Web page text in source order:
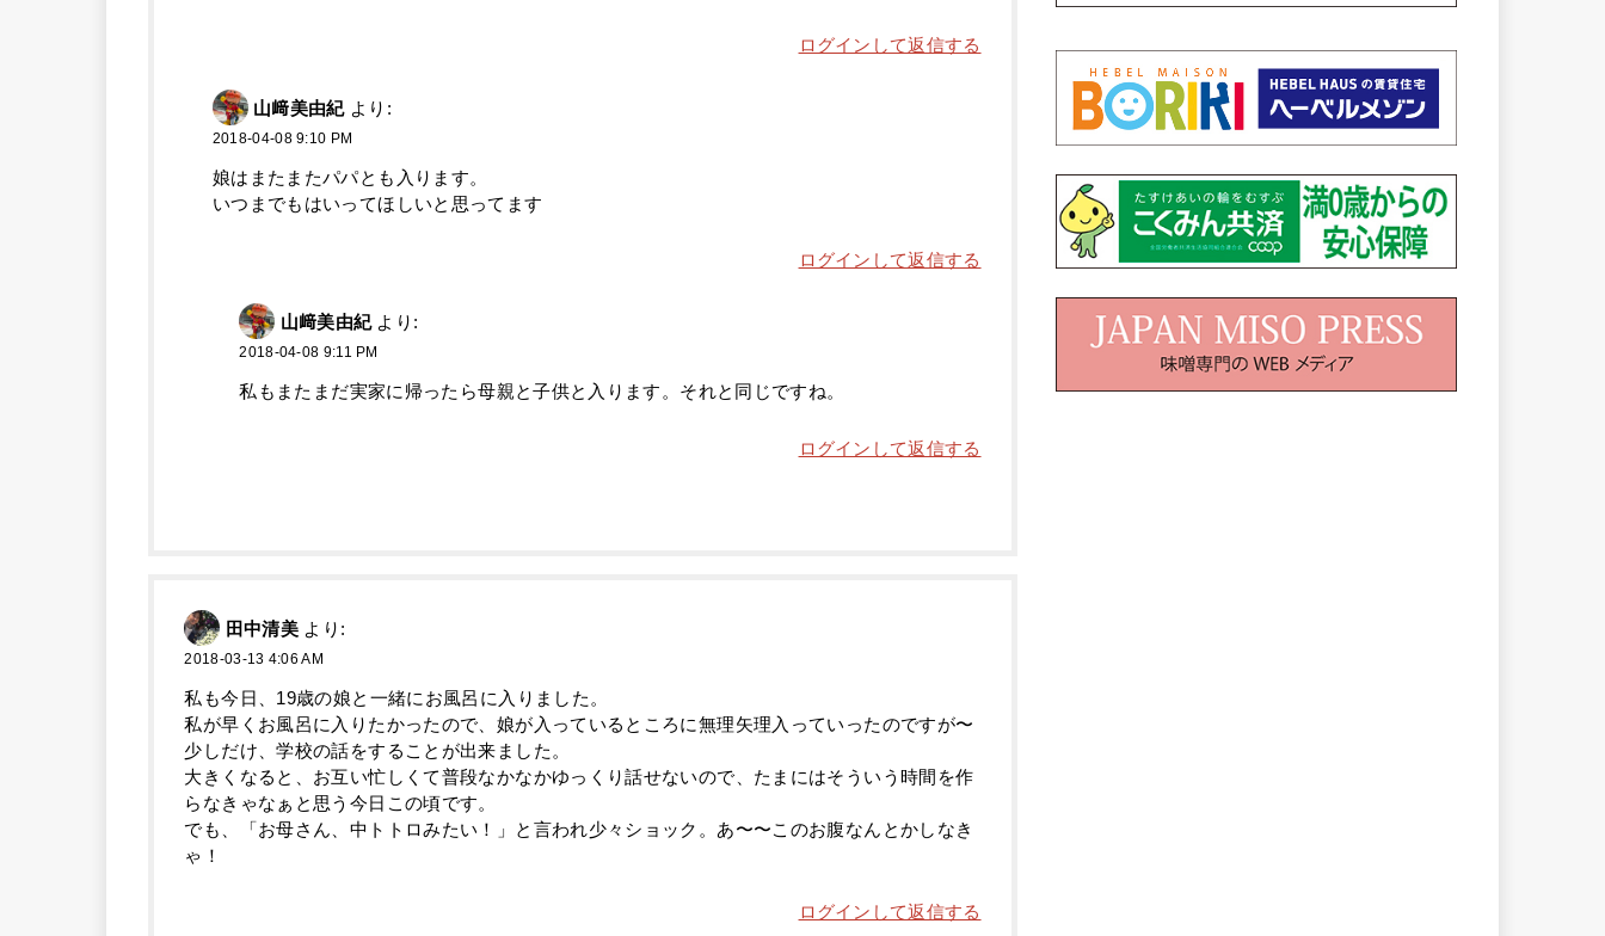
ログインして返信する
山﨑美由紀 より:
2018-04-08 9:10 PM
娘はまたまたパパとも入ります。
いつまでもはいってほしいと思ってます
ログインして返信する
山﨑美由紀 より:
2018-04-08 9:11 PM
私もまたまだ実家に帰ったら母親と子供と入ります。それと同じですね。
ログインして返信する
田中清美 より:
2018-03-13 4:06 AM
私も今日、19歳の娘と一緒にお風呂に入りました。
私が早くお風呂に入りたかったので、娘が入っているところに無理矢理入っていったのですが〜
少しだけ、学校の話をすることが出来ました。
大きくなると、お互い忙しくて普段なかなかゆっくり話せないので、たまにはそういう時間を作
らなきゃなぁと思う今日この頃です。
でも、「お母さん、中トトロみたい！」と言われ少々ショック。あ〜〜このお腹なんとかしなき
ゃ！
ログインして返信する